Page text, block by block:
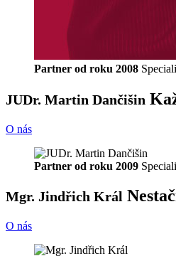
Partner od roku 2008
JUDr. Martin Dančišin
O nás
Partner od roku 2009
Mgr. Jindřich Král
O nás